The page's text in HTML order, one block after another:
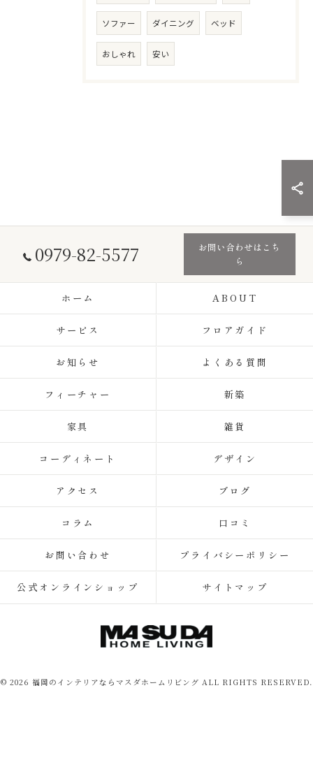
ソファー ダイニング ベッド
おしゃれ 安い
0979-82-5577
お問い合わせはこち
ら
ホーム ABOUT
サービス フロアガイド
お知らせ よくある質問
フィーチャー 新築
家具 雑貨
コーディネート デザイン
アクセス ブログ
コラム 口コミ
お問い合わせ プライバシーポリシー
公式オンラインショップ サイトマップ
© 2026 福岡のインテリアならマスダホームリビング ALL RIGHTS RESERVED.